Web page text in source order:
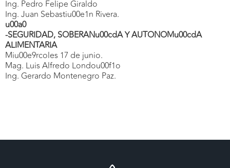
Ing. Pedro Felipe Giraldo
Ing. Juan Sebastiu00e1n Rivera.
u00a0
-SEGURIDAD, SOBERANu00cdA Y AUTONOMu00cdA
ALIMENTARIA
Miu00e9rcoles 17 de junio.
Mag. Luis Alfredo Londou00f1o
Ing. Gerardo Montenegro Paz.